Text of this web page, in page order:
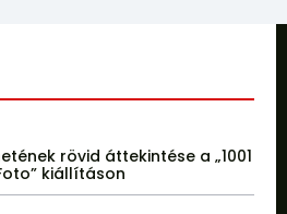
rövid áttekintése a „1001
kiállításon